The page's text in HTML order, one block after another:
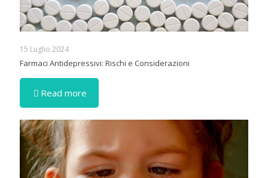
15 Luglio 2024
Farmaci Antidepressivi: Rischi e Considerazioni
Read more